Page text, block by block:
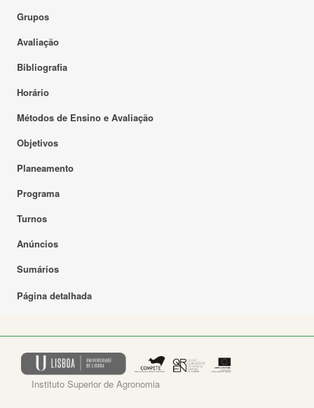
Grupos
Avaliação
Bibliografia
Horário
Métodos de Ensino e Avaliação
Objetivos
Planeamento
Programa
Turnos
Anúncios
Sumários
Página detalhada
Instituto Superior de Agronomia